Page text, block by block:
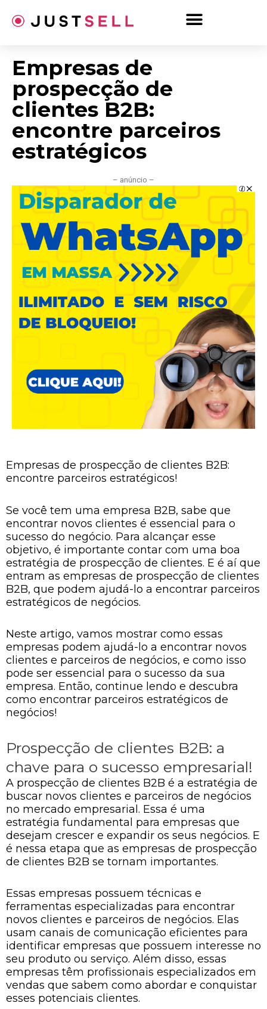
para
Empresas de
prospecção de
clientes B2B:
encontre parceiros
estratégicos
– anúncio –
Empresas de prospecção de clientes B2B:
encontre parceiros estratégicos!
Se você tem uma empresa B2B, sabe que
encontrar novos clientes é essencial para o
sucesso do negócio. Para alcançar esse
objetivo, é importante contar com uma boa
estratégia de prospecção de clientes. E é aí que
entram as empresas de prospecção de clientes
B2B, que podem ajudá-lo a encontrar parceiros
estratégicos de negócios.
Neste artigo, vamos mostrar como essas
empresas podem ajudá-lo a encontrar novos
clientes e parceiros de negócios, e como isso
pode ser essencial para o sucesso da sua
empresa. Então, continue lendo e descubra
como encontrar parceiros estratégicos de
negócios!
Prospecção de clientes B2B: a
chave para o sucesso empresarial!
A prospecção de clientes B2B é a estratégia de
buscar novos clientes e parceiros de negócios
no mercado empresarial. Essa é uma
estratégia fundamental para empresas que
desejam crescer e expandir os seus negócios. E
é nessa etapa que as empresas de prospecção
de clientes B2B se tornam importantes.
Essas empresas possuem técnicas e
ferramentas especializadas para encontrar
novos clientes e parceiros de negócios. Elas
usam canais de comunicação eficientes para
identificar empresas que possuem interesse no
seu produto ou serviço. Além disso, essas
empresas têm profissionais especializados em
vendas que sabem como abordar e conquistar
esses potenciais clientes.